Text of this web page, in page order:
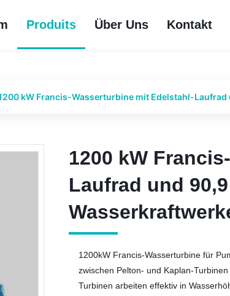
Produits Über Uns Kontakt
kW Francis-Wasserturbine mit Edelstahl-
1200 kW
Laufrad und
1200 kW
Laufrad und
1200kW Francis-Wasserturbine für
zwischen Pelton- und Kaplan-
Turbinen arbeiten effektiv in